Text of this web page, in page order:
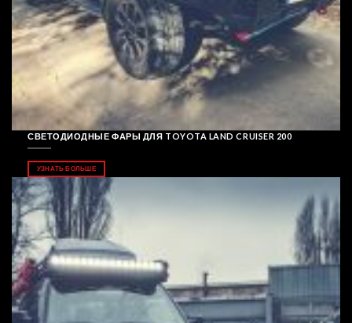
СВЕТОДИОДНЫЕ ФАРЫ ДЛЯ TOYOTA LAND CRUISER 200
УЗНАТЬ БОЛЬШЕ